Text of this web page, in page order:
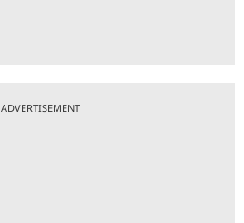
ADVERTISEMENT